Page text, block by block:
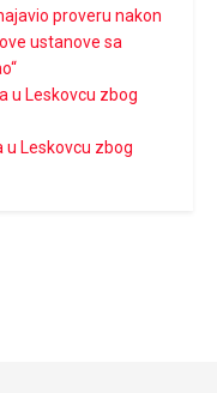
proveru nakon
ustanove sa
u Leskovcu zbog
u Leskovcu zbog